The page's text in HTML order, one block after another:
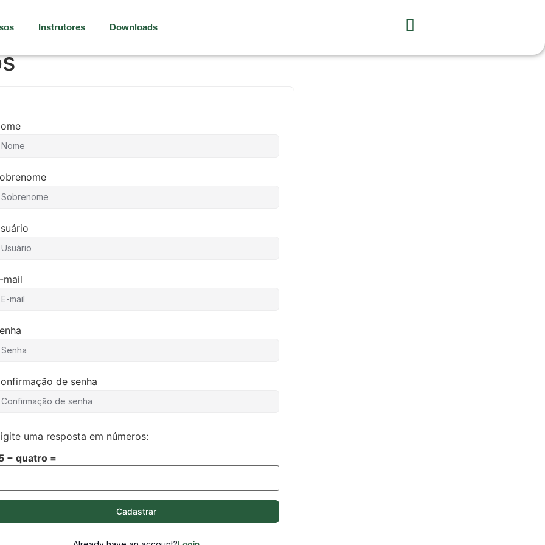
Instrutores Downloads
mail
de senha
uma resposta em números:
− quatro =
Cadastrar